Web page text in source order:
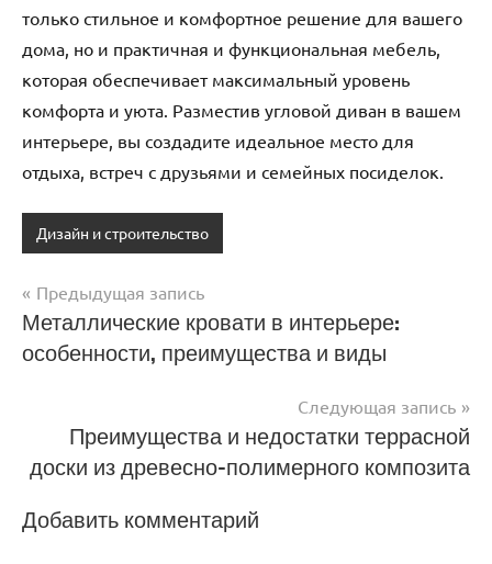
только стильное и комфортное решение для вашего
дома, но и практичная и функциональная мебель,
которая обеспечивает максимальный уровень
комфорта и уюта. Разместив угловой диван в вашем
интерьере, вы создадите идеальное место для
отдыха, встреч с друзьями и семейных посиделок.
Дизайн и строительство
Навигация
по
Предыдущая запись
Металлические кровати в интерьере:
особенности, преимущества и виды
Следующая запись
Преимущества и недостатки террасной
доски из древесно-полимерного композита
Добавить комментарий